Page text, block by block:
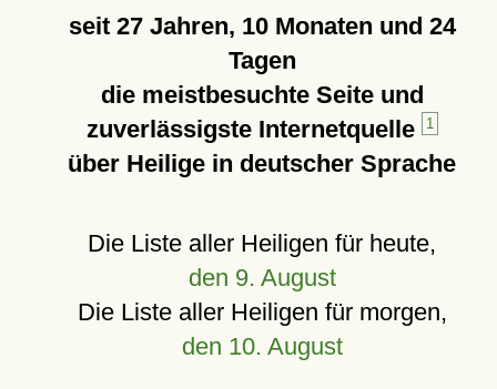
seit 27 Jahren, 10 Monaten und 24
Tagen
die meistbesuchte Seite und
zuverlässigste Internetquelle
1
über Heilige in deutscher Sprache
Die Liste aller Heiligen für heute,
den 9. August
Die Liste aller Heiligen für morgen,
den 10. August